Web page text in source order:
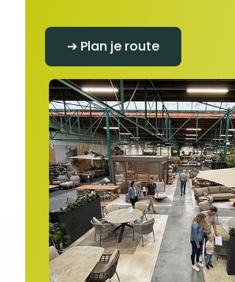
➔ Plan je route